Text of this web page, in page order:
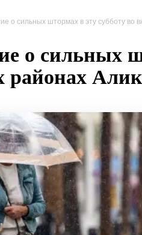
о сильных штормах в эту субботу во
о сильных
районах